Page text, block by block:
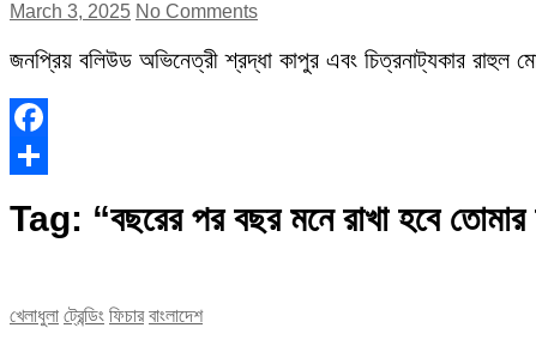
March 3, 2025 No Comments
জনপ্রিয় বলিউড অভিনেত্রী শ্রদ্ধা কাপুর এবং চিত্রনাট্যকার রাহুল
Facebook
Tag: “বছরের পর বছর মনে রাখা হবে
খেলাধুলা ট্রেন্ডিং ফিচার বাংলাদেশ